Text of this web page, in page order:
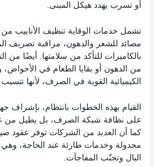
أو تسرب يهدد هيكل المبنى.
تشمل خدمات الوقاية تنظيف الأنابيب
مصائد للشعر والدهون، مراقبة تصريف
بالكاميرات للتأكد من سلامتها. أيضًا من
من الدهون أو بقايا الطعام في
الكيميائية القوية في الصرف، لأنها تتسبب
القيام بهذه الخطوات بانتظام،
على نظافة شبكة الصرف، بل يطيل من
كما أن العديد من الشركات توفر عقود
مجدولة وخدمات طارئة عند الحاجة،
البال وتجنّب المفاجآت.